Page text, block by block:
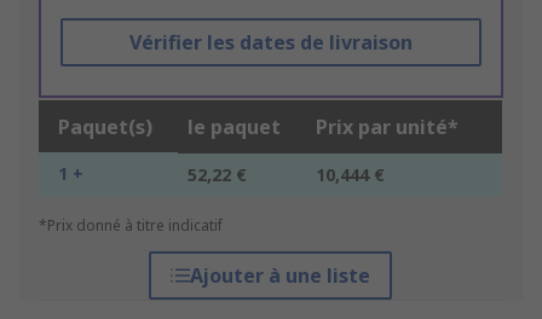
Vérifier les dates de livraison
Paquet(s) le paquet Prix par unité*
1 + 52,22 € 10,444 €
*Prix donné à titre indicatif
Ajouter à une liste